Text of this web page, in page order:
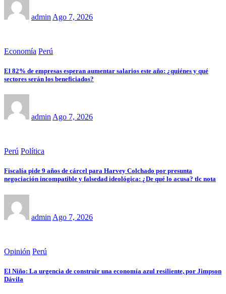
admin Ago 7, 2026
Economía Perú
El 82% de empresas esperan aumentar salarios este año: ¿quiénes y qué
sectores serán los beneficiados?
admin Ago 7, 2026
Perú Política
Fiscalía pide 9 años de cárcel para Harvey Colchado por presunta
negociación incompatible y falsedad ideológica: ¿De qué lo acusa? tlc nota
admin Ago 7, 2026
Opinión Perú
El Niño: La urgencia de construir una economía azul resiliente, por Jimpson
Dávila